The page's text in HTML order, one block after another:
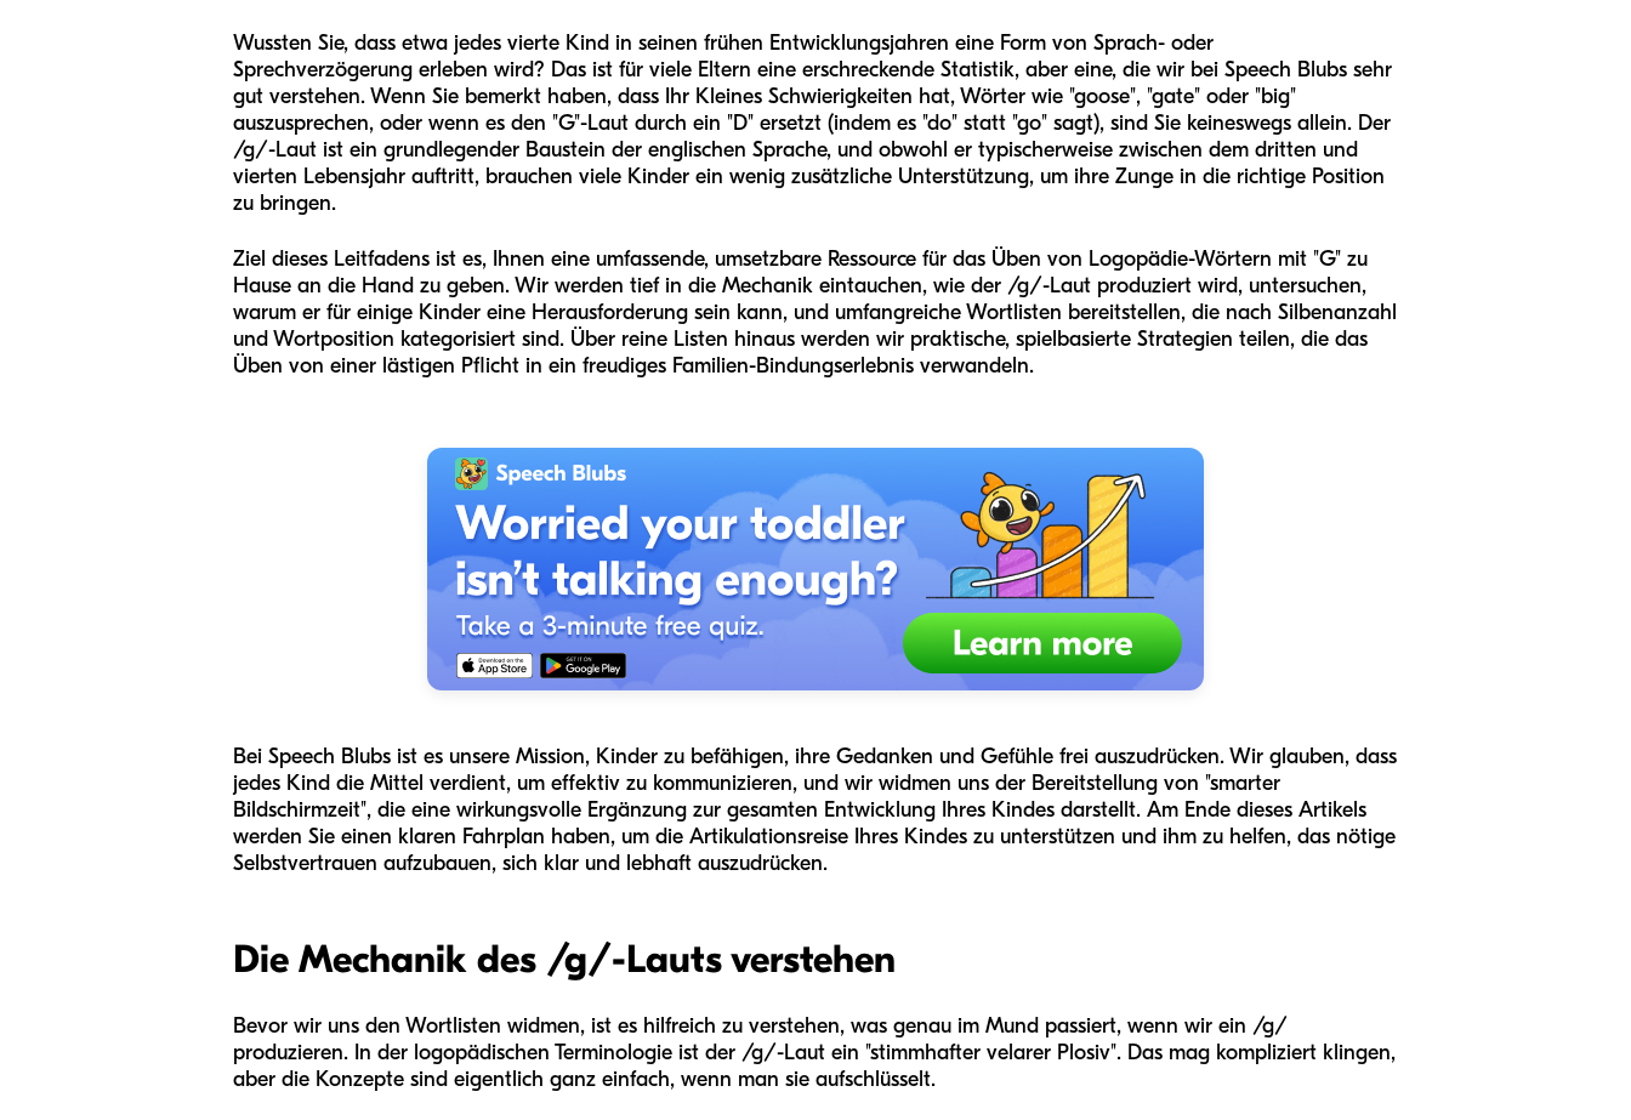
Wussten Sie, dass etwa jedes vierte Kind in seinen frühen Entwicklungsjahren eine Form von Sprach- oder
Sprechverzögerung erleben wird? Das ist für viele Eltern eine erschreckende Statistik, aber eine, die wir bei Speech Blubs sehr
gut verstehen. Wenn Sie bemerkt haben, dass Ihr Kleines Schwierigkeiten hat, Wörter wie "goose", "gate" oder "big"
auszusprechen, oder wenn es den "G"-Laut durch ein "D" ersetzt (indem es "do" statt "go" sagt), sind Sie keineswegs allein. Der
/g/-Laut ist ein grundlegender Baustein der englischen Sprache, und obwohl er typischerweise zwischen dem dritten und
vierten Lebensjahr auftritt, brauchen viele Kinder ein wenig zusätzliche Unterstützung, um ihre Zunge in die richtige Position
zu bringen.
Ziel dieses Leitfadens ist es, Ihnen eine umfassende, umsetzbare Ressource für das Üben von Logopädie-Wörtern mit "G" zu
Hause an die Hand zu geben. Wir werden tief in die Mechanik eintauchen, wie der /g/-Laut produziert wird, untersuchen,
warum er für einige Kinder eine Herausforderung sein kann, und umfangreiche Wortlisten bereitstellen, die nach Silbenanzahl
und Wortposition kategorisiert sind. Über reine Listen hinaus werden wir praktische, spielbasierte Strategien teilen, die das
Üben von einer lästigen Pflicht in ein freudiges Familien-Bindungserlebnis verwandeln.
Bei Speech Blubs ist es unsere Mission, Kinder zu befähigen, ihre Gedanken und Gefühle frei auszudrücken. Wir glauben, dass
jedes Kind die Mittel verdient, um effektiv zu kommunizieren, und wir widmen uns der Bereitstellung von "smarter
Bildschirmzeit", die eine wirkungsvolle Ergänzung zur gesamten Entwicklung Ihres Kindes darstellt. Am Ende dieses Artikels
werden Sie einen klaren Fahrplan haben, um die Artikulationsreise Ihres Kindes zu unterstützen und ihm zu helfen, das nötige
Selbstvertrauen aufzubauen, sich klar und lebhaft auszudrücken.
Die Mechanik des /g/-Lauts verstehen
Bevor wir uns den Wortlisten widmen, ist es hilfreich zu verstehen, was genau im Mund passiert, wenn wir ein /g/
produzieren. In der logopädischen Terminologie ist der /g/-Laut ein "stimmhafter velarer Plosiv". Das mag kompliziert klingen,
aber die Konzepte sind eigentlich ganz einfach, wenn man sie aufschlüsselt.